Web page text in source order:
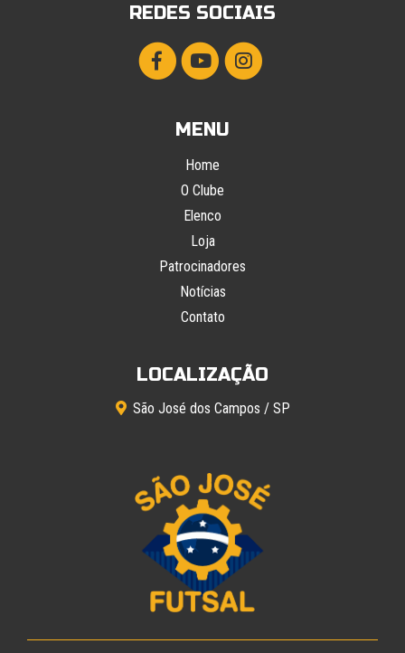
REDES SOCIAIS
MENU
Home
O Clube
Elenco
Loja
Patrocinadores
Notícias
Contato
LOCALIZAÇÃO
São José dos Campos / SP